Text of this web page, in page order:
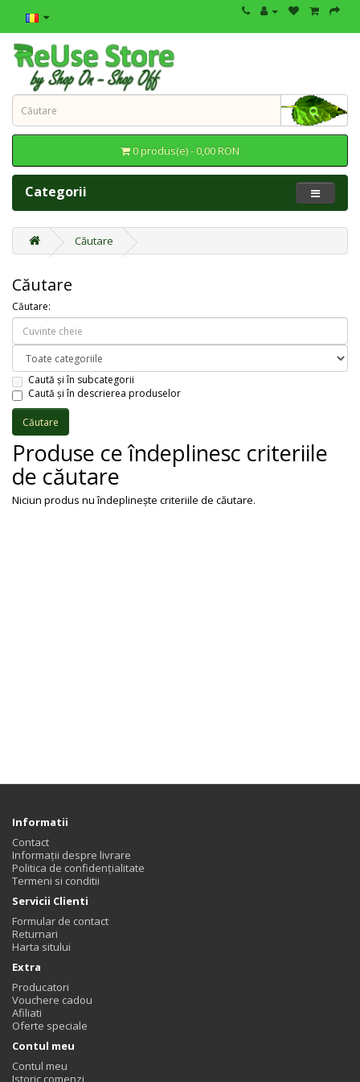
0 produs(e) - 0,00 RON
Categorii
Căutare
Căutare
Căutare:
Caută și în subcategorii
Caută și în descrierea produselor
Produse ce îndeplinesc criteriile
de căutare
Niciun produs nu îndeplineşte criteriile de căutare.
Informatii
Contact
Informații despre livrare
Politica de confidențialitate
Termeni si conditii
Servicii Clienti
Formular de contact
Returnari
Harta sitului
Extra
Producatori
Vouchere cadou
Afiliati
Oferte speciale
Contul meu
Contul meu
Istoric comenzi